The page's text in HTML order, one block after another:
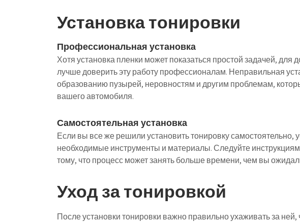
Установка тонировки
Профессиональная установка
Хотя установка пленки может показаться простой задачей, для
лучше доверить эту работу профессионалам. Неправильная
образованию пузырей, неровностям и другим проблемам,
вашего автомобиля.
Самостоятельная установка
Если вы все же решили установить тонировку самостоятельно,
необходимые инструменты и материалы. Следуйте инструкциям
тому, что процесс может занять больше времени, чем вы
Уход за тонировкой
После установки тонировки важно правильно ухаживать за